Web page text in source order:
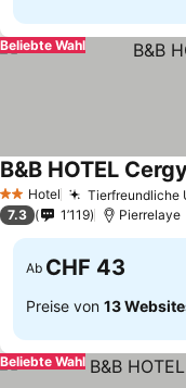
Beliebte Wahl
2 Sterne
Hotel Tierfreundliche
B&B HOTEL
7.3 1’119 Pierrelaye
Ab CHF 43
Preise von 13
Beliebte Wahl